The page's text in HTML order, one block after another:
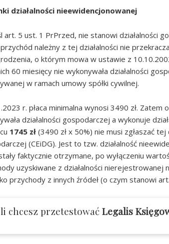
działalności nieewidencjonowanej
art. 5 ust. 1 PrPrzed, nie stanowi działalności
należny z tej działalności nie
o którym mowa w ustawie z
60 miesięcy nie wykonywała działalności
w ramach umowy spółki cywilnej.
r. płaca minimalna wynosi 3490 zł.
działalności gospodarczej a wykonuje
1745 zł (3490 zł x 50%) nie musi zgłaszać
(CEiDG). Jest to tzw. działalność
faktycznie otrzymane, po wyłączeniu
uzyskiwane z działalności nierejestrowanej
przychody z innych źródeł (o czym stanowi
chcesz przetestowaćLegalis